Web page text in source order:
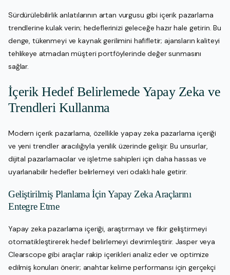
Sürdürülebilirlik anlatılarının artan vurgusu gibi içerik pazarlama
trendlerine kulak verin; hedeflerinizi geleceğe hazır hale getirin. Bu
denge, tükenmeyi ve kaynak gerilimini hafifletir; ajansların kaliteyi
tehlikeye atmadan müşteri portföylerinde değer sunmasını
sağlar.
İçerik Hedef Belirlemede Yapay Zeka ve
Trendleri Kullanma
Modern içerik pazarlama, özellikle yapay zeka pazarlama içeriği
ve yeni trendler aracılığıyla yenilik üzerinde gelişir. Bu unsurlar,
dijital pazarlamacılar ve işletme sahipleri için daha hassas ve
uyarlanabilir hedefler belirlemeyi veri odaklı hale getirir.
Geliştirilmiş Planlama İçin Yapay Zeka Araçlarını
Entegre Etme
Yapay zeka pazarlama içeriği, araştırmayı ve fikir geliştirmeyi
otomatikleştirerek hedef belirlemeyi devrimleştirir. Jasper veya
Clearscope gibi araçlar rakip içerikleri analiz eder ve optimize
edilmiş konuları önerir; anahtar kelime performansı için gerçekçi